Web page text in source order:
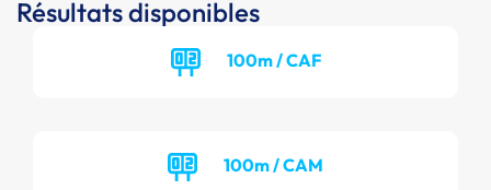
Résultats disponibles
100m / CAF
100m / CAM